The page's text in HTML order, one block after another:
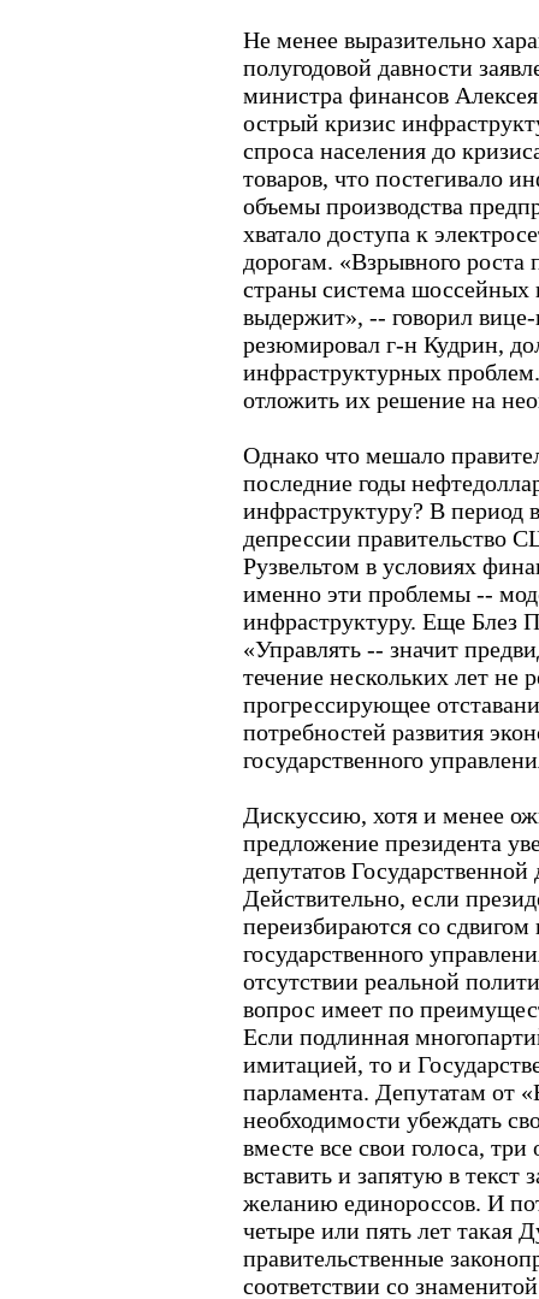
Не менее выразительно
полугодовой давности
министра финансов
острый кризис
спроса населения до
товаров, что постегивало
объемы производства
хватало доступа к
дорогам. «Взрывного
страны система шоссейных
выдержит», -- говорил
резюмировал г-н Кудрин,
инфраструктурных
отложить их решение на
Однако что мешало
последние годы
инфраструктуру? В период
депрессии правительство
Рузвельтом в условиях
именно эти проблемы --
инфраструктуру. Еще Блез
«Управлять -- значит
течение нескольких лет не
прогрессирующее
потребностей развития
государственного
Дискуссию, хотя и менее
предложение президента
депутатов
Действительно, если
переизбираются со сдвигом
государственного
отсутствии реальной
вопрос имеет по
Если подлинная
имитацией, то и
парламента. Депутатам от
необходимости убеждать
вместе все свои голоса,
вставить и запятую в текст
желанию единороссов. И
четыре или пять лет такая
правительственные
соответствии со